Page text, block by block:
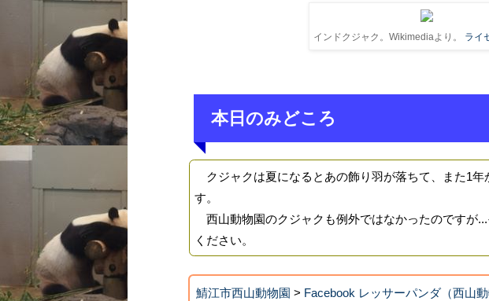
インドクジャク。Wikimediaより。 ライ
本日のみどころ
クジャクは夏になるとあの飾り羽が落ちて、また1年
す。
西山動物園のクジャクも例外ではなかったのですが
ください。
鯖江市西山動物園 > Facebook レッサーパンダ（西山動